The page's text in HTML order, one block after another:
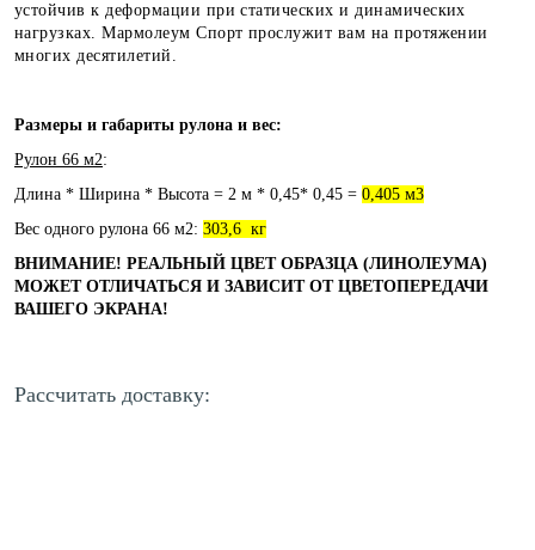
устойчив к деформации при статических и динамических
нагрузках. Мармолеум Спорт прослужит вам на протяжении
многих десятилетий.
Размеры и габариты рулона и вес:
Рулон 66 м2:
Длина * Ширина * Высота = 2 м * 0,45* 0,45 = 0,405 м3
Вес одного рулона 66 м2: 303,6 кг
ВНИМАНИЕ! РЕАЛЬНЫЙ ЦВЕТ ОБРАЗЦА (ЛИНОЛЕУМА)
МОЖЕТ ОТЛИЧАТЬСЯ И ЗАВИСИТ ОТ ЦВЕТОПЕРЕДАЧИ
ВАШЕГО ЭКРАНА!
Рассчитать доставку: